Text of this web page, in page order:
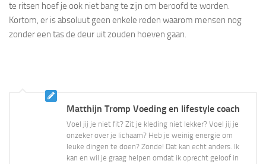
te ritsen hoef je ook niet bang te zijn om beroofd te worden.
Kortom, er is absoluut geen enkele reden waarom mensen nog
zonder een tas de deur uit zouden hoeven gaan.
Matthijn Tromp Voeding en lifestyle coach
Voel jij je niet fit? Zit je kleding niet lekker? Voel jij je
onzeker over je lichaam? Heb je weinig energie om
leuke dingen te doen? Zonde! Dat kan echt anders. Ik
kan en wil je graag helpen omdat ik oprecht geloof in